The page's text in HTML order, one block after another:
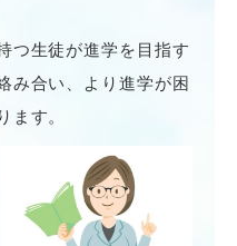
つ生徒が進学を目指す
み合い、より進学が困
ます。